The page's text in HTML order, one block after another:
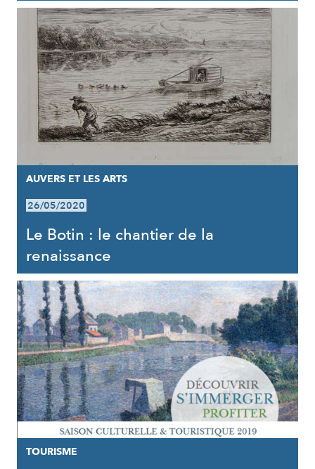
AUVERS ET LES ARTS
26/05/2020
Le Botin : le chantier de la
renaissance
TOURISME